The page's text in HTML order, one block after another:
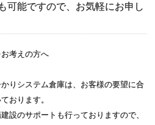
可能ですので、お気軽にお申し
考えの方へ
りシステム倉庫は、お客様の要望に合
おります。
設のサポートも行っておりますので、